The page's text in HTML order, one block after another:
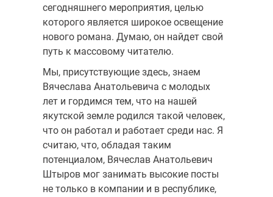
сегодняшнего мероприятия, целью
которого является широкое освещение
нового романа. Думаю, он найдет свой
путь к массовому читателю.
Мы, присутствующие здесь, знаем
Вячеслава Анатольевича с молодых
лет и гордимся тем, что на нашей
якутской земле родился такой человек,
что он работал и работает среди нас. Я
считаю, что, обладая таким
потенциалом, Вячеслав Анатольевич
Штыров мог занимать высокие посты
не только в компании и в республике,